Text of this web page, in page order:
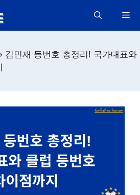
김민재 등번호 총정리! 국가대표와